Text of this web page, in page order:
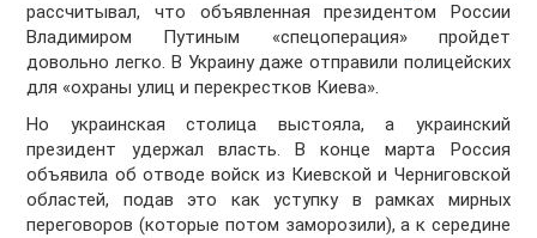
рассчитывал, что объявленная президентом России
Владимиром Путиным «спецоперация» пройдет
довольно легко. В Украину даже отправили полицейских
для «охраны улиц и перекрестков Киева».
Но украинская столица выстояла, а украинский
президент удержал власть. В конце марта Россия
объявила об отводе войск из Киевской и Черниговской
областей, подав это как уступку в рамках мирных
переговоров (которые потом заморозили), а к середине